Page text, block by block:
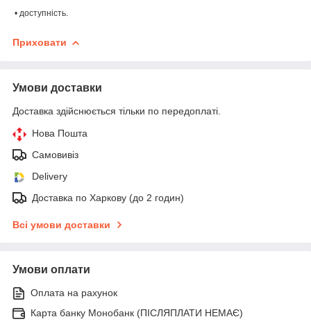
• доступність.
Приховати
Умови доставки
Доставка здійснюється тільки по передоплаті.
Нова Пошта
Самовивіз
Delivery
Доставка по Харкову (до 2 годин)
Всі умови доставки
Умови оплати
Оплата на рахунок
Карта банку Монобанк (ПІСЛЯПЛАТИ НЕМАЄ)